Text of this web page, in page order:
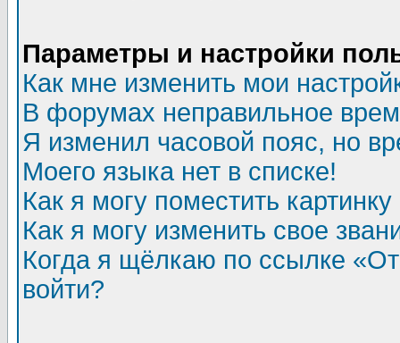
Параметры и настройки
Как мне изменить мои
В форумах неправильное
Я изменил часовой пояс, но
Моего языка нет в списке!
Как я могу поместить
Как я могу изменить свое
Когда я щёлкаю по ссылке
войти?